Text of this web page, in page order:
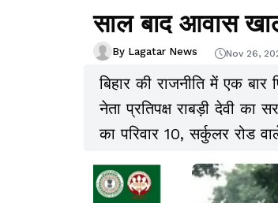
साल बाद आवास
By Lagatar News Nov 26,
बिहार की राजनीति में एक
नेता प्रतिपक्ष राबड़ी देवी
का परिवार 10, सर्कुलर रोड
39, हार्डिंग रोड में शिफ्ट
आधिकारिक आदेश जारी कर